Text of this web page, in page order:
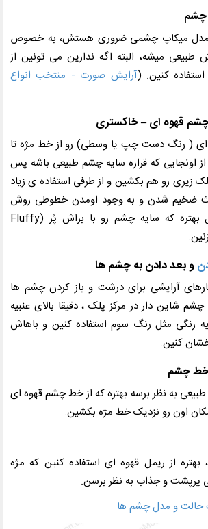
چشم
مدل میکاپ چشمی ضروری هستش، به خصوص
میشه، البته اگه ندارین می تونین از
کنین. (آرایش صورت - منتخب انواع
قهوه ای – خاکستری
( رنگ دست چپ یا وسطی) رو از خط مژه تا
اونجایی که قراره سایه چشم طبیعی باشه پس
زیری رو هم بکشین و از طرفی استفاده ی زیاد
ضخیم شدن و به وجود اومدن خطوطی روش
بهتره که سایه چشم رو با براش پُر (Fluffy
و بعد دادن به چشم ها
آرایشی برای درشت و باز کردن چشم ها
چشم شاین دار در مرکز پلک ، دقیقا بالای عنبیه
رنگی مثل رنگ سوم استفاده کنین و باهاش
کنین.
خط چشم
به نظر برسه بهتره که از خط چشم قهوه ای
اون رو نزدیک خط مژه بکشین.
از ریمل قهوه ای استفاده کنین که مژه
پرپشت و جذاب به نظر برسن.
و مدل چشم ها